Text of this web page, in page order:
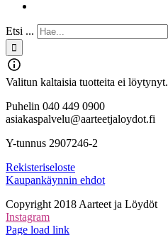
Etsi ...
Valitun kaltaisia tuotteita ei löytynyt.
Puhelin 040 449 0900
asiakaspalvelu@aarteetjaloydot.fi
Y-tunnus 2907246-2
Rekisteriseloste
Kaupankäynnin ehdot
Copyright 2018 Aarteet ja Löydöt
Instagram
Page load link